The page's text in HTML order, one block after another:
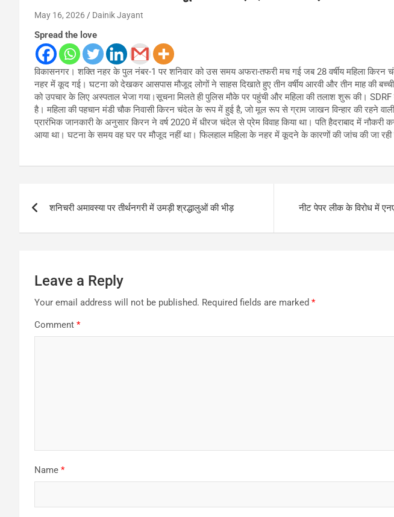
May 16, 2026 Dainik Jayant
Spread the love
विकासनगर। शक्ति नहर के पुल नंबर-1 पर शनिवार को उस समय अफरा-तफरी मच गई जब 28 वर्षीय महिला किरन
नहर में कूद गई। घटना को देखकर आसपास मौजूद लोगों ने साहस दिखाते हुए तीन वर्षीय आरवी और तीन माह की बच्ची
को उपचार के लिए अस्पताल भेजा गया।सूचना मिलते ही पुलिस मौके पर पहुंची और महिला की तलाश शुरू की। SDRF
है। महिला की पहचान मंडी चौक निवासी किरन चंदेल के रूप में हुई है, जो मूल रूप से ग्राम जाखन विन्हार की रहने
प्रारंभिक जानकारी के अनुसार किरन ने वर्ष 2020 में धीरज चंदेल से प्रेम विवाह किया था। पति हैदराबाद में नौकरी
आया था। घटना के समय वह घर पर मौजूद नहीं था। फिलहाल महिला के नहर में कूदने के कारणों की जांच की जा रही
navigation
शनिचरी अमावस्या पर तीर्थनगरी में उमड़ी श्रद्धालुओं की भीड़ नीट पेपर लीक के विरोध में
Leave a Reply
Your email address will not be published. Required fields are marked *
Comment *
Name *